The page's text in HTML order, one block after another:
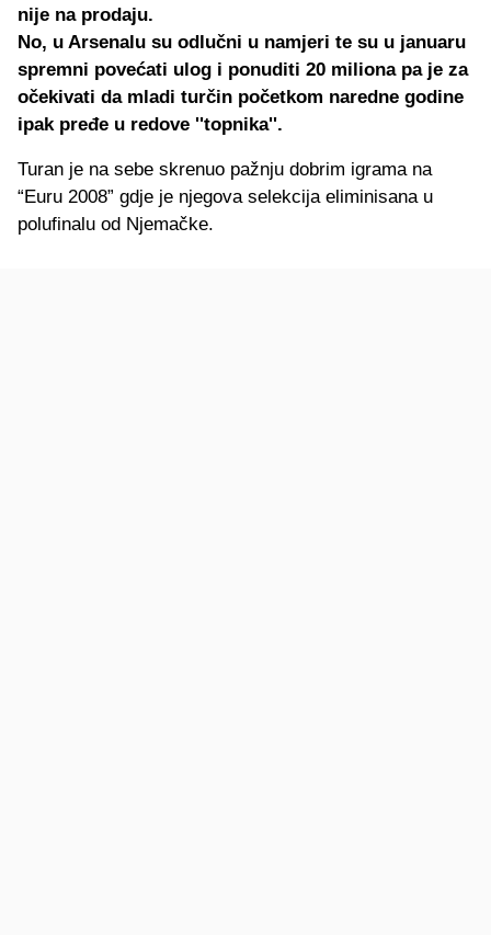
nije na prodaju.
No, u Arsenalu su odlučni u namjeri te su u januaru
spremni povećati ulog i ponuditi 20 miliona pa je za
očekivati da mladi turčin početkom naredne godine
ipak pređe u redove ''topnika''.
Turan je na sebe skrenuo pažnju dobrim igrama na
“Euru 2008” gdje je njegova selekcija eliminisana u
polufinalu od Njemačke.